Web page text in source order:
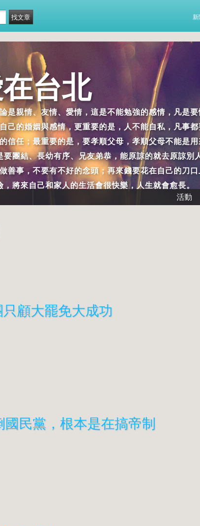
新
台北
是親情、友情、愛情，這是不能勉強的感情，凡是
的婚姻與感情，更重要的是，人不能自私，凡事
任；最重要的是，要孝順父母，孝順父母不能是
團結、長幼有序、兄友弟恭，能原諒的就去原諒別
事，不要有不好的念頭；再來錢要花在自己的刀
將來自己和家人的生活會很快樂，人生就會愈長。
活動
只顧大罷免大成功
民黨，根本是在搞帝制